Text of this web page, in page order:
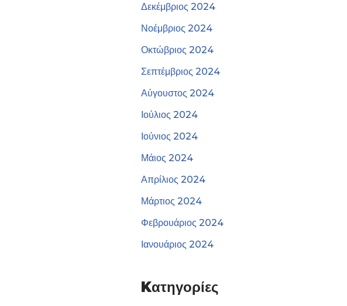
Δεκέμβριος 2024
Νοέμβριος 2024
Οκτώβριος 2024
Σεπτέμβριος 2024
Αύγουστος 2024
Ιούλιος 2024
Ιούνιος 2024
Μάιος 2024
Απρίλιος 2024
Μάρτιος 2024
Φεβρουάριος 2024
Ιανουάριος 2024
Kατηγορίες